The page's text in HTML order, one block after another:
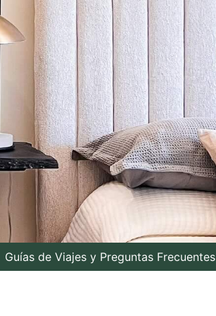
Guías de Viajes y Preguntas Frecuentes